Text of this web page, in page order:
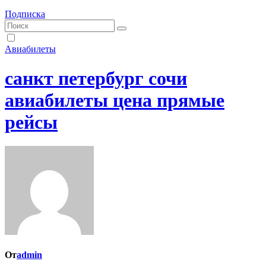
Подписка
Авиабилеты
санкт петербург сочи
авиабилеты цена прямые
рейсы
Отadmin